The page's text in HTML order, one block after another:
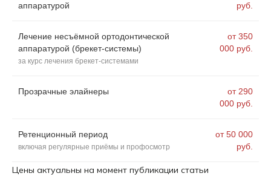
аппаратурой
руб.
Лечение несъёмной ортодонтической
аппаратурой (брекет-системы)
за курс лечения брекет-системами
от 350
000 руб.
Прозрачные элайнеры
от 290
000 руб.
Ретенционный период
включая регулярные приёмы и профосмотр
от 50 000
руб.
Цены актуальны на момент публикации статьи